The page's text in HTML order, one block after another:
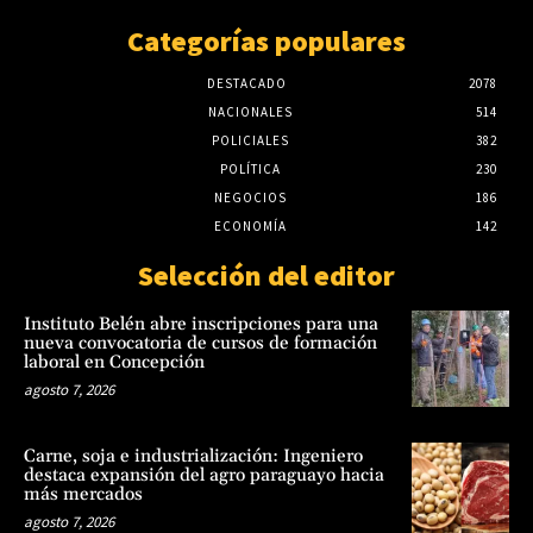
Categorías populares
DESTACADO
2078
NACIONALES
514
POLICIALES
382
POLÍTICA
230
NEGOCIOS
186
ECONOMÍA
142
Selección del editor
Instituto Belén abre inscripciones para una
nueva convocatoria de cursos de formación
laboral en Concepción
agosto 7, 2026
Carne, soja e industrialización: Ingeniero
destaca expansión del agro paraguayo hacia
más mercados
agosto 7, 2026